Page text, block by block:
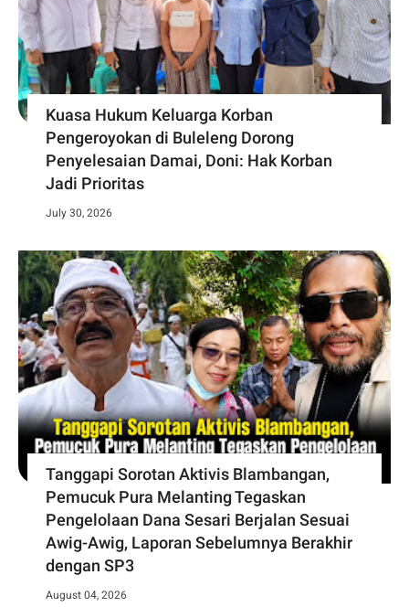
Kuasa Hukum Keluarga Korban
Pengeroyokan di Buleleng Dorong
Penyelesaian Damai, Doni: Hak Korban
Jadi Prioritas
July 30, 2026
Tanggapi Sorotan Aktivis Blambangan,
Pemucuk Pura Melanting Tegaskan
Pengelolaan Dana Sesari Berjalan Sesuai
Awig-Awig, Laporan Sebelumnya Berakhir
dengan SP3
August 04, 2026